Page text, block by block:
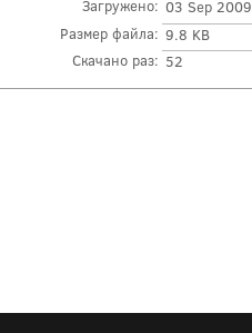
Загружено: 03 Sep 2009
Размер файла: 9.8 KB
Скачано раз: 52